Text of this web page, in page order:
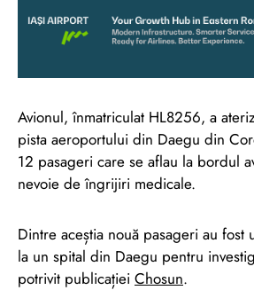
Avionul, înmatriculat HL8256, a
pista aeroportului din Daegu din
12 pasageri care se aflau la bordul
nevoie de îngrijiri medicale.
Dintre aceștia nouă pasageri au fost
la un spital din Daegu pentru
potrivit publicației Chosun.